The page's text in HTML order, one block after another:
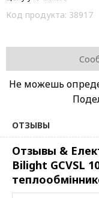
Код продукта: 38917
Не можешь
ОТЗЫВЫ
Отзывы &
Bilight GCVSL